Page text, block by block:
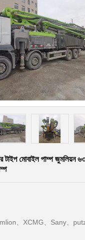
টাইপ মোবাইল পাম্প জুমলিয়ন ৬৩
、XCMG、Sany、